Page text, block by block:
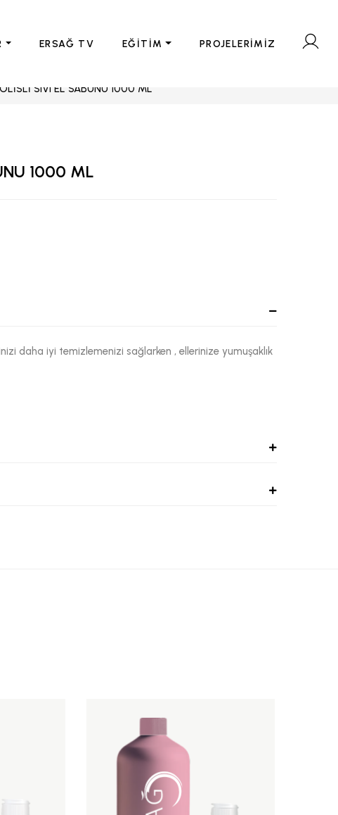
ERSAĞ TV EĞİTİM PROJELERİMİZ
SIVI EL SABUNU 1000 ML
1000 ML
daha iyi temizlemenizi sağlarken , ellerinize yumuşaklık